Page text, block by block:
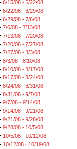
6/15/08 - 6/22/08
6/22/08 - 6/29/08
6/29/08 - 7/6/08
7/6/08 - 7/13/08
7/13/08 - 7/20/08
7/20/08 - 7/27/08
7/27/08 - 8/3/08
8/3/08 - 8/10/08
8/10/08 - 8/17/08
8/17/08 - 8/24/08
8/24/08 - 8/31/08
8/31/08 - 9/7/08
9/7/08 - 9/14/08
9/14/08 - 9/21/08
9/21/08 - 9/28/08
9/28/08 - 10/5/08
10/5/08 - 10/12/08
10/12/08 - 10/19/08